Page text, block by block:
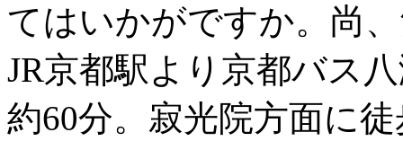
てはいかがですか。尚
JR京都駅より京都バス
約60分。寂光院方面に